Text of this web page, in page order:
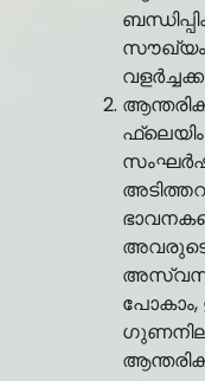
സൗഖ്യം
പോകാം,